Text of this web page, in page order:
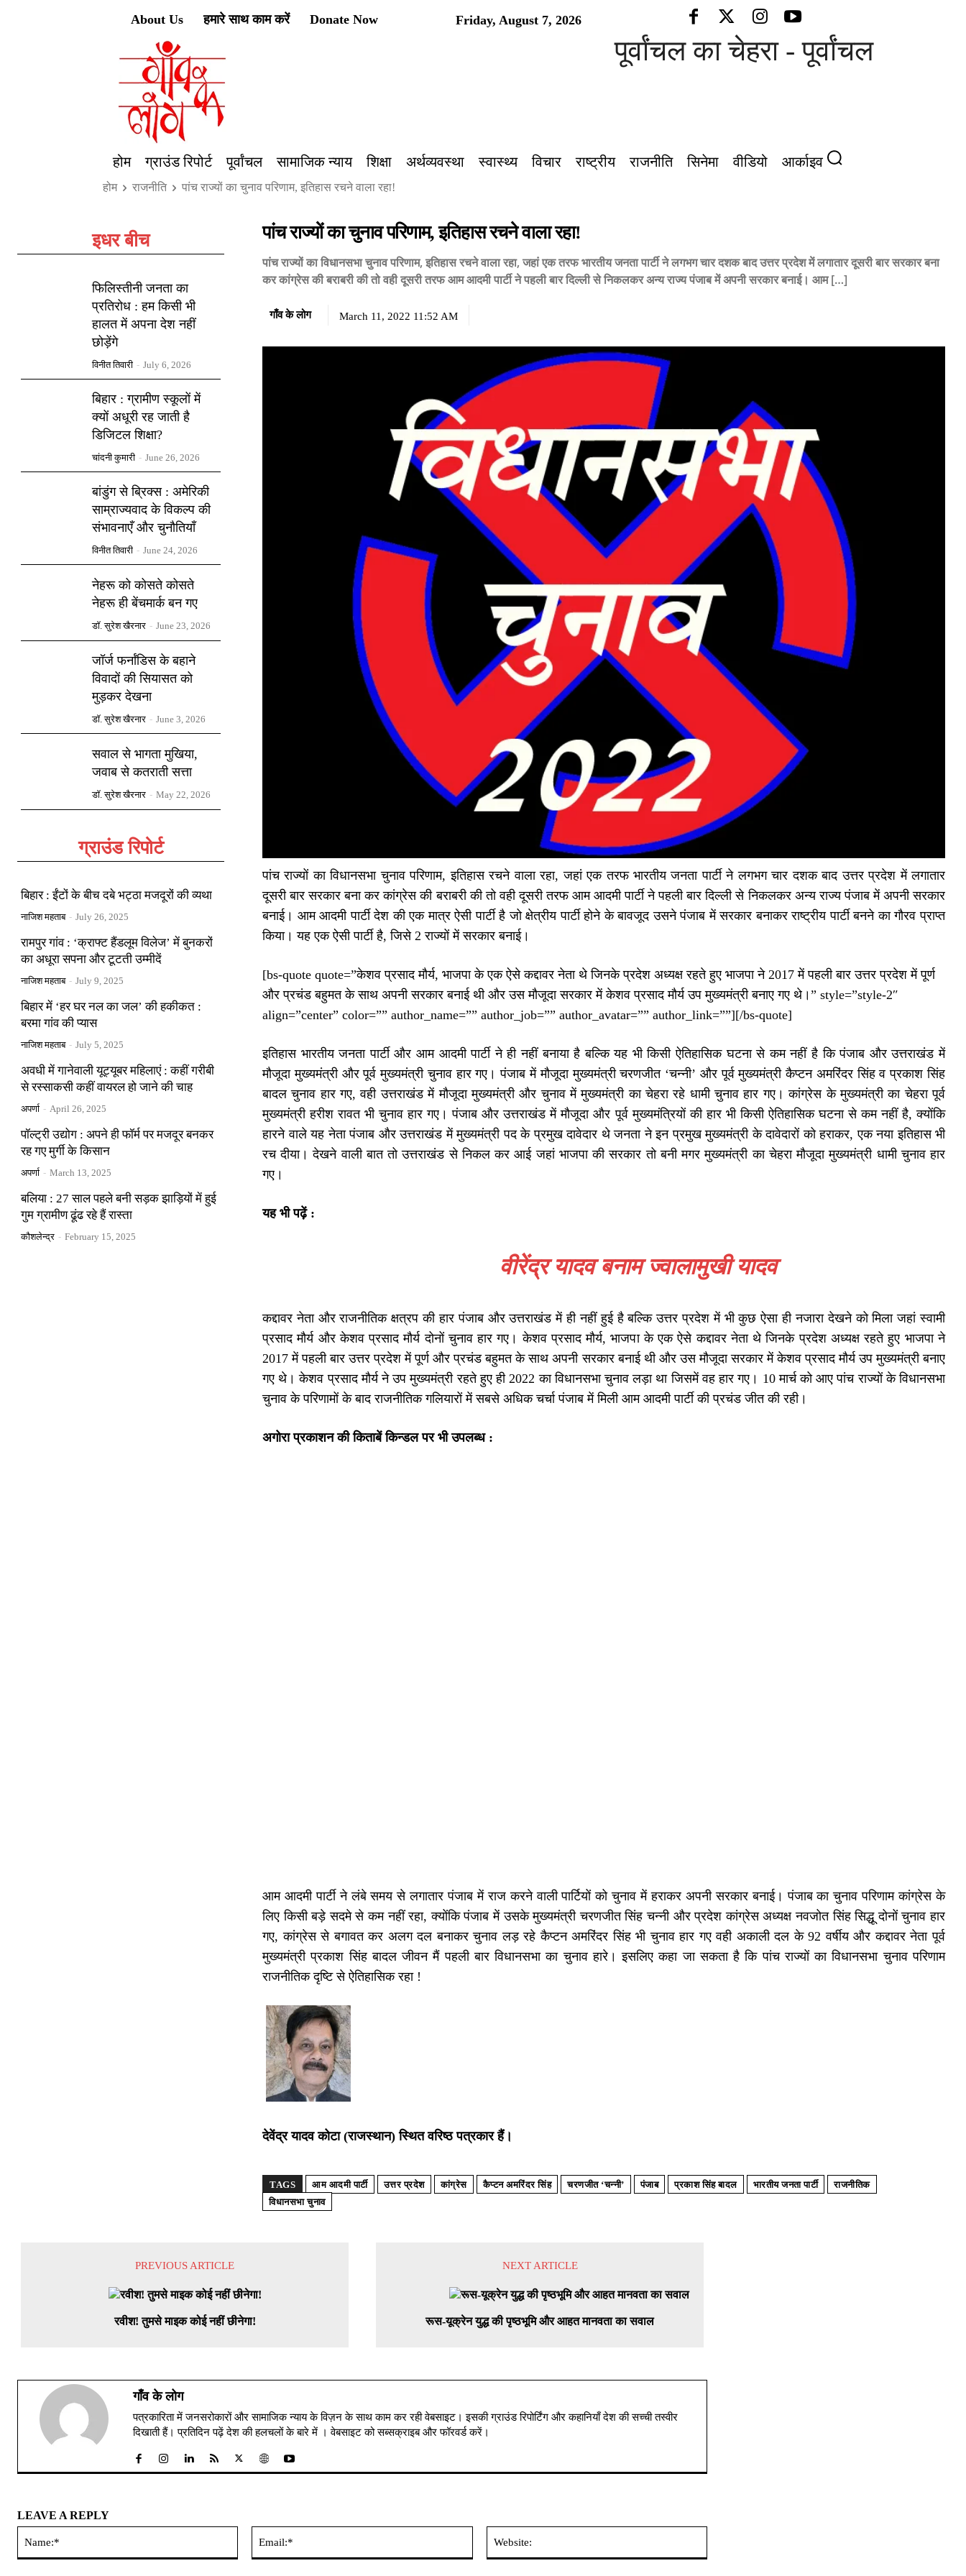
Friday, August 7, 2026
About Us हमारे साथ काम करें Donate Now
पूर्वांचल का चेहरा - पूर्वांचल की आवाज़
होम ग्राउंड रिपोर्ट पूर्वांचल सामाजिक न्याय शिक्षा अर्थव्यवस्था स्वास्थ्य विचार राष्ट्रीय राजनीति सिनेमा वीडियो आर्काइव
होम राजनीति पांच राज्यों का चुनाव परिणाम, इतिहास रचने वाला रहा!
इधर बीच
फिलिस्तीनी जनता का
प्रतिरोध : हम किसी भी
हालत में अपना देश नहीं
छोड़ेंगे
विनीत तिवारी - July 6, 2026
बिहार : ग्रामीण स्कूलों में
क्यों अधूरी रह जाती है
डिजिटल शिक्षा?
चांदनी कुमारी - June 26, 2026
बांडुंग से ब्रिक्स : अमेरिकी
साम्राज्यवाद के विकल्प की
संभावनाएँ और चुनौतियाँ
विनीत तिवारी - June 24, 2026
नेहरू को कोसते कोसते
नेहरू ही बेंचमार्क बन गए
डॉ. सुरेश खैरनार - June 23, 2026
जॉर्ज फर्नांडिस के बहाने
विवादों की सियासत को
मुड़कर देखना
डॉ. सुरेश खैरनार - June 3, 2026
सवाल से भागता मुखिया,
जवाब से कतराती सत्ता
डॉ. सुरेश खैरनार - May 22, 2026
ग्राउंड रिपोर्ट
बिहार : ईंटों के बीच दबे भट्ठा मजदूरों की व्यथा
नाजिश महताब - July 26, 2025
रामपुर गांव : ‘क्राफ्ट हैंडलूम विलेज’ में बुनकरों
का अधूरा सपना और टूटती उम्मीदें
नाजिश महताब - July 9, 2025
बिहार में ‘हर घर नल का जल’ की हकीकत :
बरमा गांव की प्यास
नाजिश महताब - July 5, 2025
अवधी में गानेवाली यूट्यूबर महिलाएं : कहीं गरीबी
से रस्साकसी कहीं वायरल हो जाने की चाह
अपर्णा - April 26, 2025
पॉल्ट्री उद्योग : अपने ही फॉर्म पर मजदूर बनकर
रह गए मुर्गी के किसान
अपर्णा - March 13, 2025
बलिया : 27 साल पहले बनी सड़क झाड़ियों में हुई
गुम ग्रामीण ढूंढ रहे हैं रास्ता
कौशलेन्द्र - February 15, 2025
पांच राज्यों का चुनाव परिणाम, इतिहास रचने वाला रहा!
पांच राज्यों का विधानसभा चुनाव परिणाम, इतिहास रचने वाला रहा, जहां एक तरफ भारतीय जनता पार्टी ने लगभग चार दशक बाद उत्तर प्रदेश में लगातार दूसरी बार सरकार बना
कर कांग्रेस की बराबरी की तो वही दूसरी तरफ आम आदमी पार्टी ने पहली बार दिल्ली से निकलकर अन्य राज्य पंजाब में अपनी सरकार बनाई। आम […]
गाँव के लोग March 11, 2022 11:52 AM
पांच राज्यों का विधानसभा चुनाव परिणाम, इतिहास रचने वाला रहा, जहां एक तरफ भारतीय जनता पार्टी ने लगभग चार दशक बाद उत्तर प्रदेश में लगातार
दूसरी बार सरकार बना कर कांग्रेस की बराबरी की तो वही दूसरी तरफ आम आदमी पार्टी ने पहली बार दिल्ली से निकलकर अन्य राज्य पंजाब में अपनी सरकार
बनाई। आम आदमी पार्टी देश की एक मात्र ऐसी पार्टी है जो क्षेत्रीय पार्टी होने के बावजूद उसने पंजाब में सरकार बनाकर राष्ट्रीय पार्टी बनने का गौरव प्राप्त
किया। यह एक ऐसी पार्टी है, जिसे 2 राज्यों में सरकार बनाई।
[bs-quote quote=”केशव प्रसाद मौर्य, भाजपा के एक ऐसे कद्दावर नेता थे जिनके प्रदेश अध्यक्ष रहते हुए भाजपा ने 2017 में पहली बार उत्तर प्रदेश में पूर्ण
और प्रचंड बहुमत के साथ अपनी सरकार बनाई थी और उस मौजूदा सरकार में केशव प्रसाद मौर्य उप मुख्यमंत्री बनाए गए थे।” style=”style-2″
align=”center” color=”” author_name=”” author_job=”” author_avatar=”” author_link=””][/bs-quote]
इतिहास भारतीय जनता पार्टी और आम आदमी पार्टी ने ही नहीं बनाया है बल्कि यह भी किसी ऐतिहासिक घटना से कम नहीं है कि पंजाब और उत्तराखंड में
मौजूदा मुख्यमंत्री और पूर्व मुख्यमंत्री चुनाव हार गए। पंजाब में मौजूदा मुख्यमंत्री चरणजीत ‘चन्नी’ और पूर्व मुख्यमंत्री कैप्टन अमरिंदर सिंह व प्रकाश सिंह
बादल चुनाव हार गए, वही उत्तराखंड में मौजूदा मुख्यमंत्री और चुनाव में मुख्यमंत्री का चेहरा रहे धामी चुनाव हार गए। कांग्रेस के मुख्यमंत्री का चेहरा पूर्व
मुख्यमंत्री हरीश रावत भी चुनाव हार गए। पंजाब और उत्तराखंड में मौजूदा और पूर्व मुख्यमंत्रियों की हार भी किसी ऐतिहासिक घटना से कम नहीं है, क्योंकि
हारने वाले यह नेता पंजाब और उत्तराखंड में मुख्यमंत्री पद के प्रमुख दावेदार थे जनता ने इन प्रमुख मुख्यमंत्री के दावेदारों को हराकर, एक नया इतिहास भी
रच दीया। देखने वाली बात तो उत्तराखंड से निकल कर आई जहां भाजपा की सरकार तो बनी मगर मुख्यमंत्री का चेहरा मौजूदा मुख्यमंत्री धामी चुनाव हार
गए।
यह भी पढ़ें :
वीरेंद्र यादव बनाम ज्वालामुखी यादव
कद्दावर नेता और राजनीतिक क्षत्रप की हार पंजाब और उत्तराखंड में ही नहीं हुई है बल्कि उत्तर प्रदेश में भी कुछ ऐसा ही नजारा देखने को मिला जहां स्वामी
प्रसाद मौर्य और केशव प्रसाद मौर्य दोनों चुनाव हार गए। केशव प्रसाद मौर्य, भाजपा के एक ऐसे कद्दावर नेता थे जिनके प्रदेश अध्यक्ष रहते हुए भाजपा ने
2017 में पहली बार उत्तर प्रदेश में पूर्ण और प्रचंड बहुमत के साथ अपनी सरकार बनाई थी और उस मौजूदा सरकार में केशव प्रसाद मौर्य उप मुख्यमंत्री बनाए
गए थे। केशव प्रसाद मौर्य ने उप मुख्यमंत्री रहते हुए ही 2022 का विधानसभा चुनाव लड़ा था जिसमें वह हार गए। 10 मार्च को आए पांच राज्यों के विधानसभा
चुनाव के परिणामों के बाद राजनीतिक गलियारों में सबसे अधिक चर्चा पंजाब में मिली आम आदमी पार्टी की प्रचंड जीत की रही।
अगोरा प्रकाशन की किताबें किन्डल पर भी उपलब्ध :
आम आदमी पार्टी ने लंबे समय से लगातार पंजाब में राज करने वाली पार्टियों को चुनाव में हराकर अपनी सरकार बनाई। पंजाब का चुनाव परिणाम कांग्रेस के
लिए किसी बड़े सदमे से कम नहीं रहा, क्योंकि पंजाब में उसके मुख्यमंत्री चरणजीत सिंह चन्नी और प्रदेश कांग्रेस अध्यक्ष नवजोत सिंह सिद्धू दोनों चुनाव हार
गए, कांग्रेस से बगावत कर अलग दल बनाकर चुनाव लड़ रहे कैप्टन अमरिंदर सिंह भी चुनाव हार गए वही अकाली दल के 92 वर्षीय और कद्दावर नेता पूर्व
मुख्यमंत्री प्रकाश सिंह बादल जीवन मैं पहली बार विधानसभा का चुनाव हारे। इसलिए कहा जा सकता है कि पांच राज्यों का विधानसभा चुनाव परिणाम
राजनीतिक दृष्टि से ऐतिहासिक रहा !
देवेंद्र यादव कोटा (राजस्थान) स्थित वरिष्ठ पत्रकार हैं।
TAGS आम आदमी पार्टी उत्तर प्रदेश कांग्रेस कैप्टन अमरिंदर सिंह चरणजीत ‘चन्नी’ पंजाब प्रकाश सिंह बादल भारतीय जनता पार्टी
राजनीतिक
विधानसभा चुनाव
PREVIOUS ARTICLE
रवीश! तुमसे माइक कोई नहीं छीनेगा!
NEXT ARTICLE
रूस-यूक्रेन युद्ध की पृष्ठभूमि और आहत मानवता का सवाल
गाँव के लोग
पत्रकारिता में जनसरोकारों और सामाजिक न्याय के विज़न के साथ काम कर रही वेबसाइट। इसकी ग्राउंड रिपोर्टिंग और कहानियाँ देश की सच्ची तस्वीर
दिखाती हैं। प्रतिदिन पढ़ें देश की हलचलों के बारे में । वेबसाइट को सब्सक्राइब और फॉरवर्ड करें।
LEAVE A REPLY